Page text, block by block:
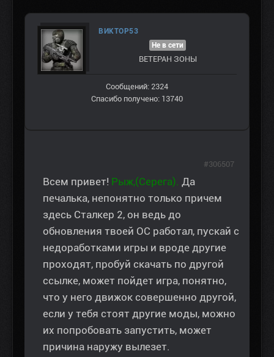
ВИКТОР53
Не в сети
ВЕТЕРАН ЗOНЫ
Сообщений: 2324
Спасибо получено: 13740
Всем привет! Рыж,(Серега). Да
печалька, непонятно только причем
здесь Сталкер 2, он ведь до
обновления твоей ОС работал, пускай с
недоработками игры и вроде другие
проходят, пробуй скачать по другой
ссылке, может пойдет игра, понятно,
что у него движок совершенно другой,
если у тебя стоят другие моды, можно
их попробовать запустить, может
причина наружу вылезет.
#306507